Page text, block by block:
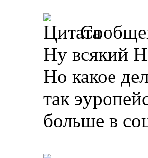
Ну всякий
Но какое
так
больше в